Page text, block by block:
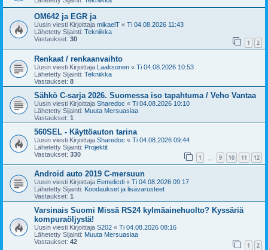
OM642 ja EGR ja
Uusin viesti Kirjoittaja mikaelT « Ti 04.08.2026 11:43
Lähetetty Sijainti: Tekniikka
Vastaukset: 30 1 2
Renkaat / renkaanvaihto
Uusin viesti Kirjoittaja Laaksonen « Ti 04.08.2026 10:53
Lähetetty Sijainti: Tekniikka
Vastaukset: 8
Sähkö C-sarja 2026. Suomessa iso tapahtuma / Veho Vantaa
Uusin viesti Kirjoittaja Sharedoc « Ti 04.08.2026 10:10
Lähetetty Sijainti: Muuta Mersuasiaa
Vastaukset: 1
560SEL - Käyttöauton tarina
Uusin viesti Kirjoittaja Sharedoc « Ti 04.08.2026 09:44
Lähetetty Sijainti: Projektit
Vastaukset: 330 1 9 10 11 12
Android auto 2019 C-mersuun
Uusin viesti Kirjoittaja Eemelicdi « Ti 04.08.2026 09:17
Lähetetty Sijainti: Koodaukset ja lisävarusteet
Vastaukset: 1
Varsinais Suomi Missä RS24 kylmäainehuolto? Kyssäriä
kompuraöljystä!
Uusin viesti Kirjoittaja S202 « Ti 04.08.2026 08:16
Lähetetty Sijainti: Muuta Mersuasiaa
Vastaukset: 42 1 2